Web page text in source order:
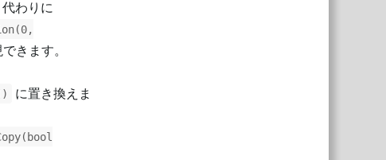
わりに
きます。
に置き換えま